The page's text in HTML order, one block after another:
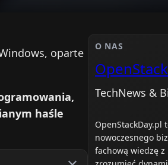
oparte
haśle
O NAS
TechNews &
OpenStackDay.pl
nowoczesnego
fachową wiedzę